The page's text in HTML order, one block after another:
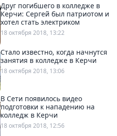
Друг погибшего в колледже в
Керчи: Сергей был патриотом и
хотел стать электриком
18 октября 2018, 13:22
Стало известно, когда начнутся
занятия в колледже в Керчи
18 октября 2018, 13:06
В Сети появилось видео
подготовки к нападению на
колледж в Керчи
18 октября 2018, 12:56